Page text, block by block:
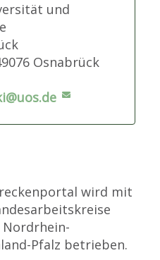
und
Osnabrück
wird mit
Pfalz betrieben.